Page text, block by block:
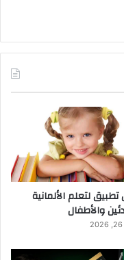
لتعلم الألمانية
والأطفال